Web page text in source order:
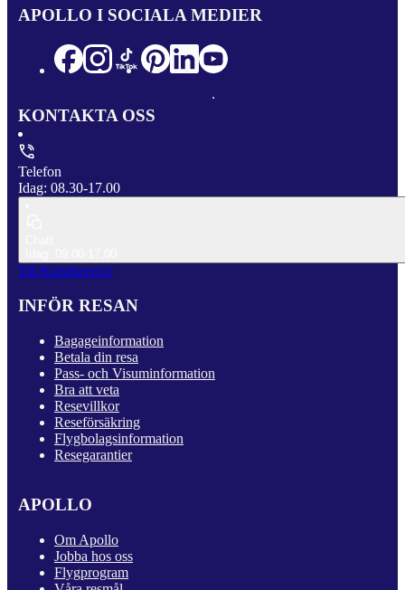
APOLLO I SOCIALA MEDIER
KONTAKTA OSS
Telefon
Idag: 08.30-17.00
Till Kundservice
INFÖR RESAN
Bagageinformation
Betala din resa
Pass- och Visuminformation
Bra att veta
Resevillkor
Reseförsäkring
Flygbolagsinformation
Resegarantier
APOLLO
Om Apollo
Jobba hos oss
Flygprogram